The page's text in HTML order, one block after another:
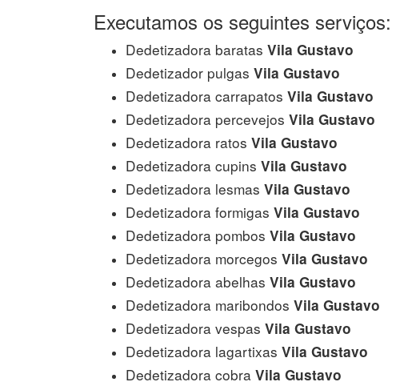
Executamos os seguintes serviços:
Dedetizadora baratas Vila Gustavo
Dedetizador pulgas Vila Gustavo
Dedetizadora carrapatos Vila Gustavo
Dedetizadora percevejos Vila Gustavo
Dedetizadora ratos Vila Gustavo
Dedetizadora cupins Vila Gustavo
Dedetizadora lesmas Vila Gustavo
Dedetizadora formigas Vila Gustavo
Dedetizadora pombos Vila Gustavo
Dedetizadora morcegos Vila Gustavo
Dedetizadora abelhas Vila Gustavo
Dedetizadora maribondos Vila Gustavo
Dedetizadora vespas Vila Gustavo
Dedetizadora lagartixas Vila Gustavo
Dedetizadora cobra Vila Gustavo